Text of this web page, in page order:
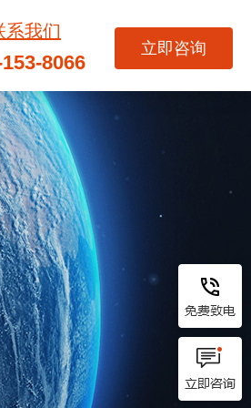
系我们
8066
立即咨询